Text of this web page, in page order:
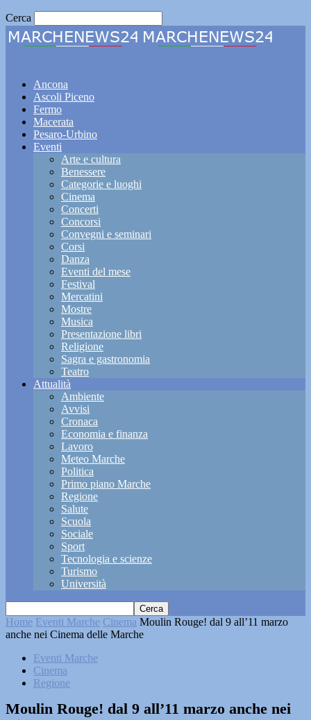
Cerca
Ancona
Ascoli Piceno
Fermo
Macerata
Pesaro-Urbino
Eventi
Arte e cultura
Benessere
Categorie e luoghi
Cinema
Concerti
Concorsi
Convegni e seminari
Corsi
Danza
Eventi del mese
Festival
Mercatini
Mostre
Musica
Presentazione libri
Religione
Sagra e gastronomia
Teatro
Attualità
Ambiente
Avvisi
Cronaca
Economia e finanza
Lavoro
Meteo Marche
Politica
Primo piano Marche
Regione
Salute
Scuola
Sociale
Sport
Tecnologia e scienze
Turismo
Università
Home Eventi Marche Cinema Moulin Rouge! dal 9 all’11 marzo
anche nei Cinema delle Marche
Eventi Marche
Cinema
Regione
Moulin Rouge! dal 9 all’11 marzo anche nei